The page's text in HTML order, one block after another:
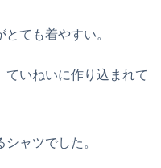
ても着やすい。
ていねいに作り込まれて
ャツでした。